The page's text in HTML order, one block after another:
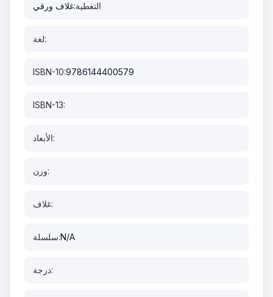
التغطية:غلاف ورقي
لغة:
ISBN-10:9786144400579
ISBN-13:
الأبعاد:
وزن:
غلاف:
سلسلة:N/A
درجة: